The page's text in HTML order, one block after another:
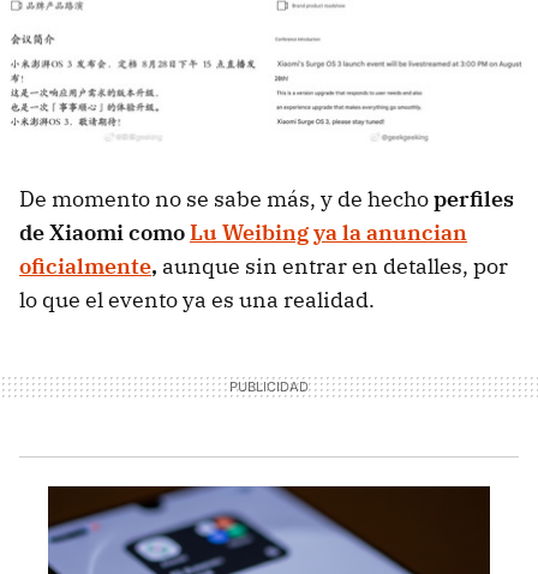
De momento no se sabe más, y de hechoperfiles
de Xiaomi comoLu Weibing ya la anuncian
oficialmente, aunque sin entrar en detalles, por
lo que el evento ya es una realidad.